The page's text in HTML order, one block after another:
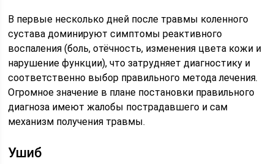
В первые несколько дней после травмы коленного
сустава доминируют симптомы реактивного
воспаления (боль, отёчность, изменения цвета кожи и
нарушение функции), что затрудняет диагностику и
соответственно выбор правильного метода лечения.
Огромное значение в плане постановки правильного
диагноза имеют жалобы пострадавшего и сам
механизм получения травмы.
Ушиб